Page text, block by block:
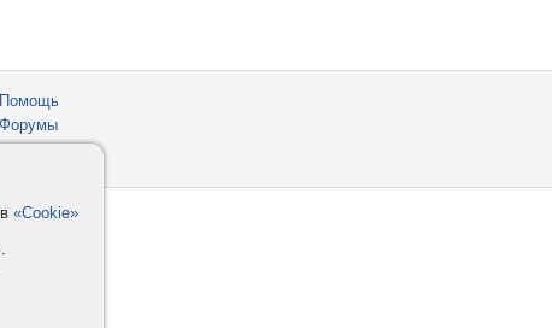
Помощь
Форумы
«Cookie»